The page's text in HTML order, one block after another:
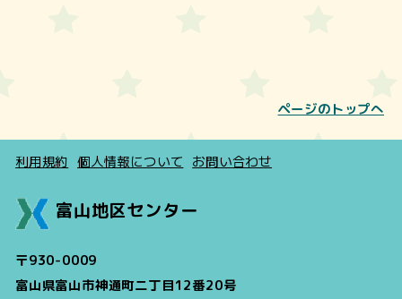
ページのトップへ
利用規約 個人情報について お問い合わせ
富山地区センター
〒930-0009
富山県富山市神通町二丁目12番20号